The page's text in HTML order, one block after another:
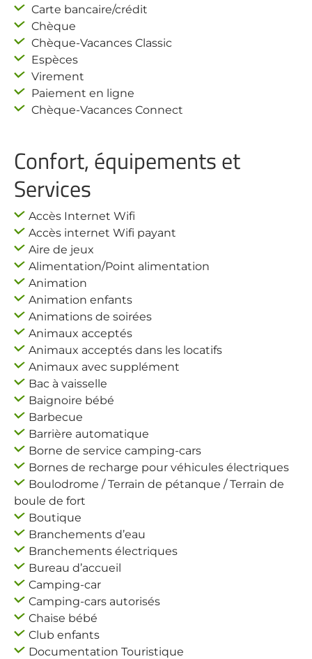
Carte bancaire/crédit
Chèque
Chèque-Vacances Classic
Espèces
Virement
Paiement en ligne
Chèque-Vacances Connect
Confort, équipements et
Services
Accès Internet Wifi
Accès internet Wifi payant
Aire de jeux
Alimentation/Point alimentation
Animation
Animation enfants
Animations de soirées
Animaux acceptés
Animaux acceptés dans les locatifs
Animaux avec supplément
Bac à vaisselle
Baignoire bébé
Barbecue
Barrière automatique
Borne de service camping-cars
Bornes de recharge pour véhicules électriques
Boulodrome / Terrain de pétanque / Terrain de
boule de fort
Boutique
Branchements d’eau
Branchements électriques
Bureau d’accueil
Camping-car
Camping-cars autorisés
Chaise bébé
Club enfants
Documentation Touristique